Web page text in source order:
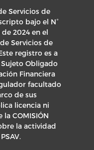
Servicios de
bajo el N°
2024 en el
Servicios de
registro es a
Obligado
Financiera
facultado
de sus
licencia ni
COMISIÓN
la actividad